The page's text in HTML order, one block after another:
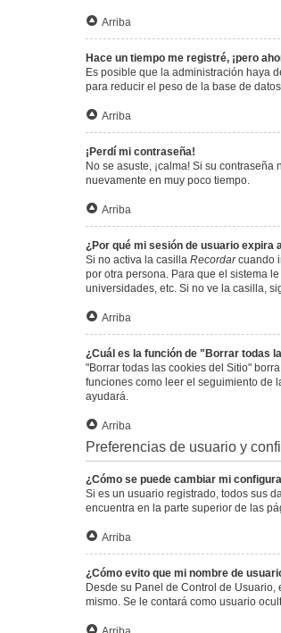
Arriba
Hace un tiempo me registré, ¡pero
Es posible que la administración haya
para reducir el peso de la base de
Arriba
¡Perdí mi contraseña!
No se asuste, ¡calma! Si su
nuevamente en muy poco tiempo.
Arriba
¿Por qué mi sesión de usuario expira
Si no activa la casilla Recordarcuando
por otra persona. Para que el sistema
universidades, etc. Si no ve la casilla,
Arriba
¿Cuál es la función de "Borrar todas
"Borrar todas las cookies del Sitio"
funciones como leer el seguimiento de
ayudará.
Arriba
Preferencias de usuario y
¿Cómo se puede cambiar mi
Si es un usuario registrado, todos sus
encuentra en la parte superior de las
Arriba
¿Cómo evito que mi nombre de
Desde su Panel de Control de
mismo. Se le contará como usuario